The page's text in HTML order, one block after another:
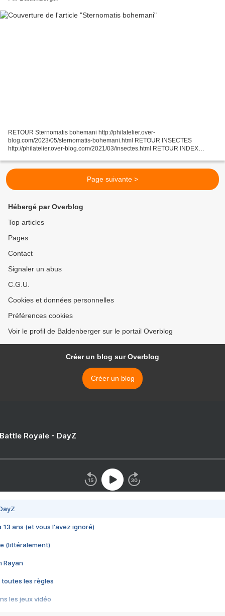
RETOUR Sternomatis bohemani http://philatelier.over-
blog.com/2023/05/sternomatis-bohemani.html RETOUR INSECTES
http://philatelier.over-blog.com/2021/03/insectes.html RETOUR INDEX
Page suivante >
Hébergé par Overblog
Top articles
Pages
Contact
Signaler un abus
C.G.U.
Cookies et données personnelles
Préférences cookies
Voir le profil de Baldenberger sur le portail Overblog
Créer un blog sur Overblog
Créer un blog
Royale - DayZ
13 ans (et vous l'avez ignoré)
(littéralement)
Rayan
toutes les règles
les jeux vidéo